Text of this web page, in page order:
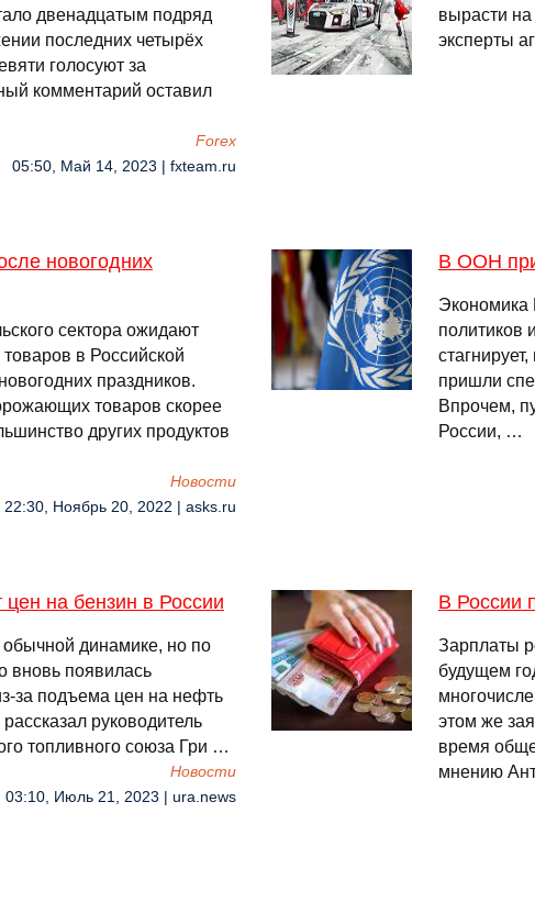
двенадцатым подряд
последних четырёх
голосуют за
комментарий оставил
Forex
05:50, Май 14, 2023 | fxteam.ru
вырасти
эксперты
новогодних
сектора ожидают
в Российской
праздников.
товаров скорее
других продуктов
Новости
22:30, Ноябрь 20, 2022 | asks.ru
В ООН
Экономика
политиков
пришли
Впрочем,
России, …
цен на бензин в России
динамике, но по
вновь появилась
за подъема цен на нефть
руководитель
топливного союза Гри …
Новости
03:10, Июль 21, 2023 | ura.news
В России
Зарплаты
будущем
этом же
время
мнению